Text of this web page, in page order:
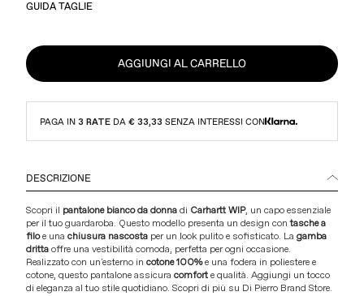
GUIDA TAGLIE
AGGIUNGI AL CARRELLO
PAGA IN 3 RATE DA € 33,33 SENZA INTERESSI CON
DESCRIZIONE
Scopri il pantalone bianco da donna di Carhartt WIP, un capo essenziale
per il tuo guardaroba. Questo modello presenta un design contasche a
filoe una chiusura nascosta per un look pulito e sofisticato. La gamba
dritta offre una vestibilità comoda, perfetta per ogni occasione.
Realizzato con un'esterno in cotone 100%e una fodera in poliestere e
cotone, questo pantalone assicura comfort e qualità. Aggiungi un tocco
di eleganza al tuo stile quotidiano. Scopri di più su Di Pierro Brand Store